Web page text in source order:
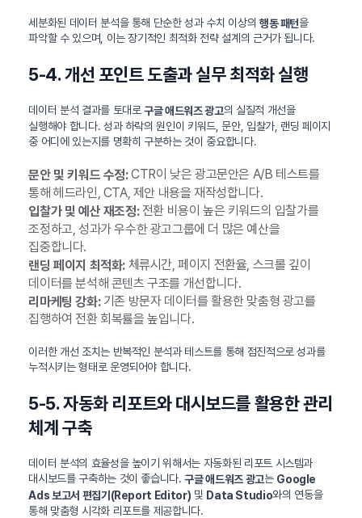
세분화된 데이터 분석을 통해 단순한 성과 수치 이상의 행동 패턴을
파악할 수 있으며, 이는 장기적인 최적화 전략 설계의 근거가 됩니다.
5-4. 개선 포인트 도출과 실무 최적화 실행
데이터 분석 결과를 토대로구글 애드워즈 광고의 실질적 개선을
실행해야 합니다. 성과 하락의 원인이 키워드, 문안, 입찰가, 랜딩 페이지
중 어디에 있는지를 명확히 구분하는 것이 중요합니다.
문안 및 키워드 수정:CTR이 낮은 광고문안은 A/B 테스트를
통해 헤드라인, CTA, 제안 내용을 재작성합니다.
입찰가 및 예산 재조정:전환 비용이 높은 키워드의 입찰가를
조정하고, 성과가 우수한 광고그룹에 더 많은 예산을
집중합니다.
랜딩 페이지 최적화:체류시간, 페이지 전환율, 스크롤 깊이
데이터를 분석해 콘텐츠 구조를 개선합니다.
리마케팅 강화:기존 방문자 데이터를 활용한 맞춤형 광고를
집행하여 전환 회복률을 높입니다.
이러한 개선 조치는 반복적인 분석과 테스트를 통해 점진적으로 성과를
누적시키는 형태로 운영되어야 합니다.
5-5. 자동화 리포트와 대시보드를 활용한 관리
체계 구축
데이터 분석의 효율성을 높이기 위해서는 자동화된 리포트 시스템과
대시보드를 구축하는 것이 좋습니다.구글 애드워즈 광고는 Google
Ads 보고서 편집기(Report Editor) 및 Data Studio와의 연동을
통해 맞춤형 시각화 리포트를 제공합니다.